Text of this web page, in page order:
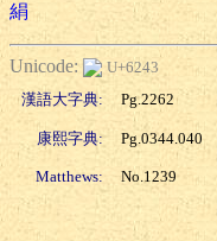
絹
Unicode:
U+6243
漢語大字典:
Pg.2262
康熙字典: Pg.0344.040
Matthews: No.1239